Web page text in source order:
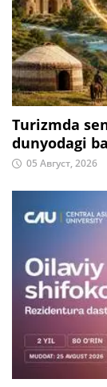
Turizmda
dunyodagi
05 Август, 2026